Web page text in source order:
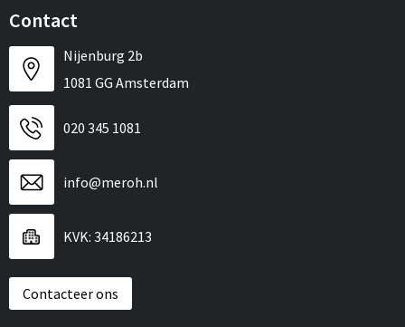
Contact
Nijenburg 2b
1081 GG Amsterdam
020 345 1081
info@meroh.nl
KVK: 34186213
Contacteer ons